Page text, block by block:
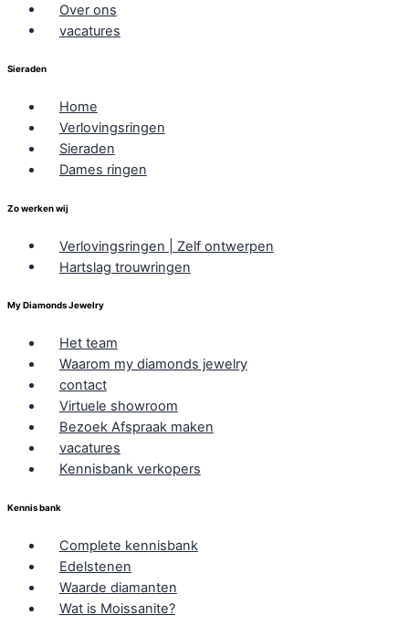
Over ons
vacatures
Sieraden
Home
Verlovingsringen
Sieraden
Dames ringen
Zo werken wij
Verlovingsringen | Zelf ontwerpen
Hartslag trouwringen
My Diamonds Jewelry
Het team
Waarom my diamonds jewelry
contact
Virtuele showroom
Bezoek Afspraak maken
vacatures
Kennisbank verkopers
Kennis bank
Complete kennisbank
Edelstenen
Waarde diamanten
Wat is Moissanite?